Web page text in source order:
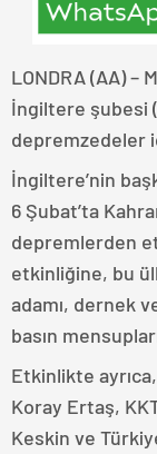
LONDRA (AA) –
İngiltere şubesi
depremzedeler
İngiltere’nin
6 Şubat’ta
depremlerden
etkinliğine, bu
adamı, dernek
basın
Etkinlikte
Koray Ertaş,
Keskin ve